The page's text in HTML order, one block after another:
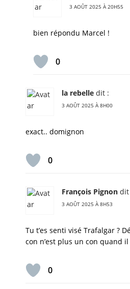
3 AOÛT 2025 À 20H55
bien répondu Marcel !
0
la rebelle dit :
3 AOÛT 2025 À 8H00
exact.. domignon
0
François Pignon dit
3 AOÛT 2025 À 8H53
Tu t’es senti visé Trafalgar ?
con n’est plus un con quand il
0